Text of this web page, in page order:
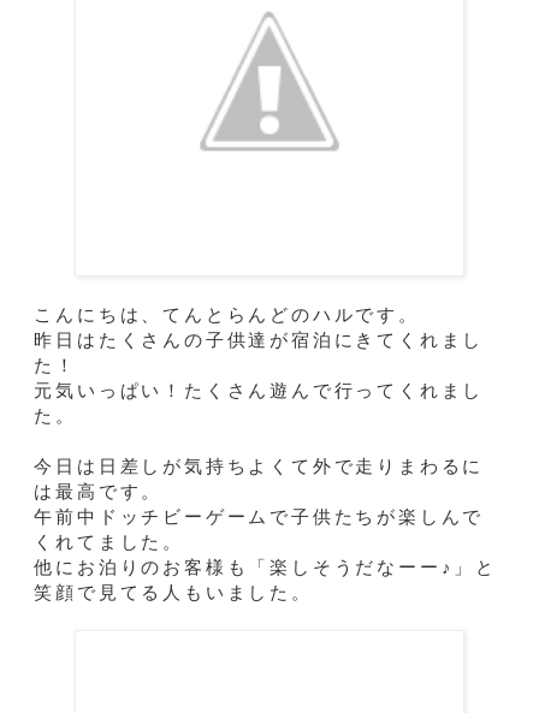
こんにちは、てんとらんどのハルです。
昨日はたくさんの子供達が宿泊にきてくれまし
た！
元気いっぱい！たくさん遊んで行ってくれまし
た。
今日は日差しが気持ちよくて外で走りまわるに
は最高です。
午前中ドッチビーゲームで子供たちが楽しんで
くれてました。
他にお泊りのお客様も「楽しそうだなーー♪」と
笑顔で見てる人もいました。